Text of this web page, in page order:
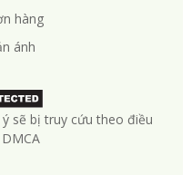
hàng
ánh
sẽ bị truy cứu theo điều